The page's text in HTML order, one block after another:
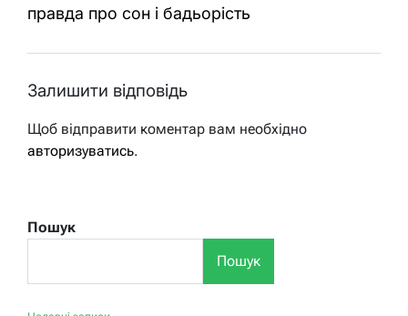
правда про сон і бадьорість
Залишити відповідь
Щоб відправити коментар вам необхідно
авторизуватись.
Пошук
Пошук